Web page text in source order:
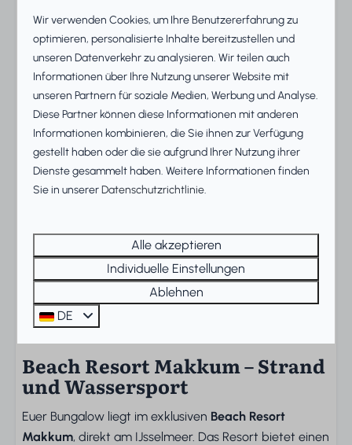
Garten, während euch drinnen die moderne
Einrichtung und die Fußbodenheizung ein gemütliches
Zuhause auf Zeit bieten.
Private Sauna und Bad en suite
Der Bungalow verfügt über drei Schlafzimmer mit
Boxspringbetten, darunter ein Hauptschlafzimmer mit
eigenem Bad en suite. Ein zweites Badezimmer mit
Hauses ist die neue Küche mit Kochinsel und
hochwertigen Geräten, ideal für gemeinsame Abende.
Nach einem erlebnisreichen Tag entspannt ihr euch in
eurer privaten Infrarotsauna und genießt echtes
Wellness-Feeling direkt am Wasser.
Beach Resort Makkum – Strand
und Wassersport
Euer Bungalow liegt im exklusiven Beach Resort
Makkum, direkt am IJsselmeer. Das Resort bietet einen
Wir verwenden Cookies, um Ihre Benutzererfahrung zu
optimieren, personalisierte Inhalte bereitzustellen und
unseren Datenverkehr zu analysieren. Wir teilen auch
Informationen über Ihre Nutzung unserer Website mit
unseren Partnern für soziale Medien, Werbung und Analyse.
Diese Partner können diese Informationen mit anderen
Informationen kombinieren, die Sie ihnen zur Verfügung
gestellt haben oder die sie aufgrund Ihrer Nutzung ihrer
Dienste gesammelt haben. Weitere Informationen finden
Sie in unsererDatenschutzrichtlinie.
Alle akzeptieren
Individuelle Einstellungen
Ablehnen
DE